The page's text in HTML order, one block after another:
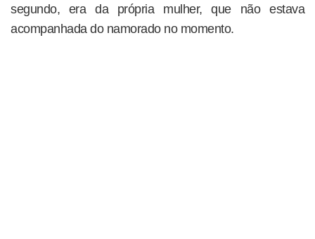
segundo, era da própria mulher, que não estava
acompanhada do namorado no momento.